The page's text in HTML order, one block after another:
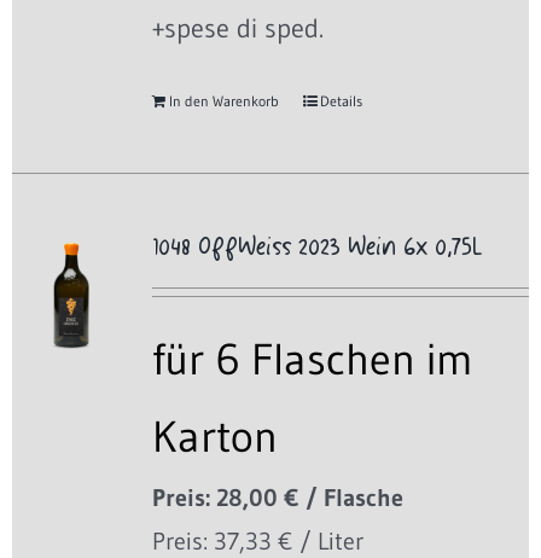
+spese di sped.
In den Warenkorb Details
1048 OffWeiss 2023 Wein 6x 0,75L
für 6 Flaschen im
Karton
Preis: 28,00 € / Flasche
Preis: 37,33 € / Liter